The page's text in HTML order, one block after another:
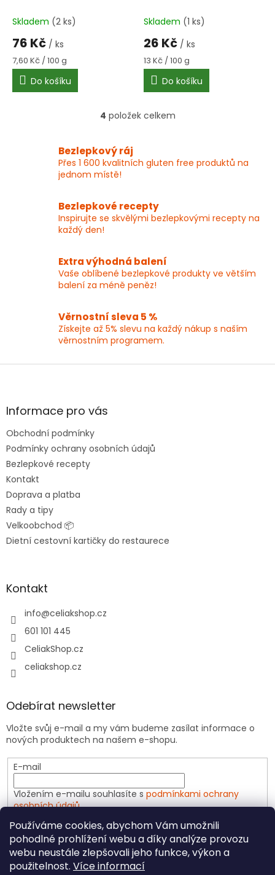
Používáme cookies, abychom Vám umožnili
pohodlné prohlížení webu a díky analýze provozu
webu neustále zlepšovali jeho funkce, výkon a
použitelnost. Více informací
Skladem (2 ks)
76 Kč / ks
Měrná
cena:
7,60 Kč / 100 g
Do košíku
Skladem (1 ks)
26 Kč / ks
Měrná
cena:
13 Kč / 100 g
Do košíku
O
á
d
í
p
r
y
v
ý
s
u
4 položek celkem
Bezlepkový ráj
Přes 1 600 kvalitních gluten free produktů na
jednom místě!
Bezlepkové recepty
Inspirujte se skvělými bezlepkovými recepty na
každý den!
Extra výhodná balení
Vaše oblíbené bezlepkové produkty ve větším
balení za méně peněz!
Věrnostní sleva 5 %
Získejte až 5% slevu na každý nákup s naším
věrnostním programem.
Z
aInformace pro vás
Obchodní podmínky
Podmínky ochrany osobních údajů
Bezlepkové recepty
Kontakt
Doprava a platba
Rady a tipy
Velkoobchod 📦
Dietní cestovní kartičky do restaurece
Kontakt
info@celiakshop.cz
601 101 445
CeliakShop.cz
celiakshop.cz
Odebírat newsletter
Vložte svůj e-mail a my vám budeme zasílat informace o
nových produktech na našem e-shopu.
E-mail
Vložením e-mailu souhlasíte s podmínkami ochrany
osobních údajů
PŘIHLÁSIT SE